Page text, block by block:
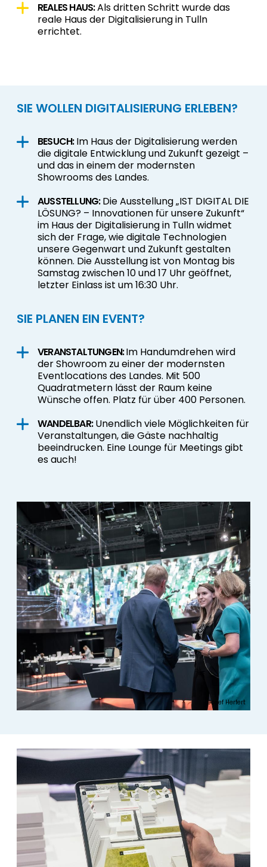
REALES HAUS:Als dritten Schritt wurde das
reale Haus der Digitalisierung in Tulln
errichtet.
SIE WOLLEN DIGITALISIERUNG ERLEBEN?
BESUCH:Im Haus der Digitalisierung werden
die digitale Entwicklung und Zukunft gezeigt –
und das in einem der modernsten
Showrooms des Landes.
AUSSTELLUNG:Die Ausstellung „IST DIGITAL DIE
LÖSUNG? – Innovationen für unsere Zukunft“
im Haus der Digitalisierung in Tulln widmet
sich der Frage, wie digitale Technologien
unsere Gegenwart und Zukunft gestalten
können. Die Ausstellung ist von Montag bis
Samstag zwischen 10 und 17 Uhr geöffnet,
letzter Einlass ist um 16:30 Uhr.
SIE PLANEN EIN EVENT?
VERANSTALTUNGEN:Im Handumdrehen wird
der Showroom zu einer der modernsten
Eventlocationsdes Landes. Mit 500
Quadratmetern lässt der Raum keine
Wünsche offen. Platz für über 400 Personen.
WANDELBAR:Unendlich viele Möglichkeiten für
Veranstaltungen, die Gäste nachhaltig
beeindrucken. Eine Lounge für Meetings gibt
es auch!
Josef Herfert